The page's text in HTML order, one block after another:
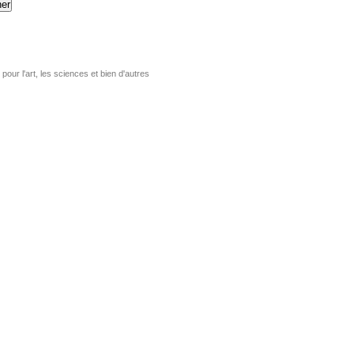
pour l'art, les sciences et bien d'autres